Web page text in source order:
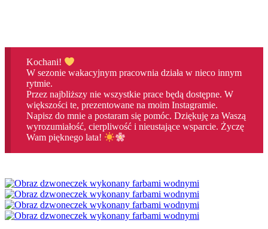
Kochani!
W sezonie wakacyjnym pracownia działa w nieco innym
rytmie.
Przez najbliższy nie wszystkie prace będą dostępne. W
większości te, prezentowane na moim Instagramie.
Napisz do mnie a postaram się pomóc. Dziękuję za Waszą
wyrozumiałość, cierpliwość i nieustające wsparcie. Życzę
Wam pięknego lata!